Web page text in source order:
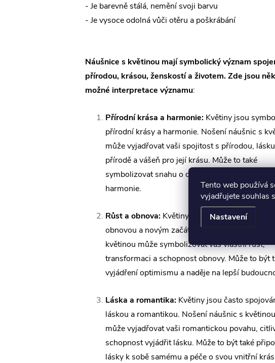
Tento web používá
vyjadřujete souhlas
Nastavení
- Je barevně stálá, nemění svoji barvu
- Je vysoce odolná vůči otěru a poškrábání
Náušnice s květinou mají symbolický význam
přírodou, krásou, ženskostí a životem. Zde jsou
možné interpretace významu:
Přírodní krása a harmonie: Květiny jsou
přírodní krásy a harmonie. Nošení náušnic s
může vyjadřovat vaši spojitost s přírodou,
přírodě a vášeň pro její krásu. Může to také
symbolizovat snahu o dosažení vnitřní
harmonie.
Růst a obnova: Květiny jsou spojovány s růstem,
obnovou a novým začátkem. Nošení náušnic s
květinou může symbolizovat váš vlastní růst,
transformaci a schopnost obnovy. Může to být
vyjádření optimismu a naděje na lepší
Láska a romantika: Květiny jsou často
láskou a romantikou. Nošení náušnic s květinou
může vyjadřovat vaši romantickou povahu,
schopnost vyjádřit lásku. Může to být také
lásky k sobě samému a péče o svou vnitřní